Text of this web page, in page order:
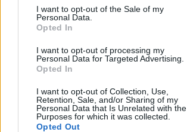
consent section.
I want to opt-out of the Sale of my
Personal Data.
Opted In
I want to opt-out of processing my
Personal Data for Targeted Advertising.
Opted In
I want to opt-out of Collection, Use,
Retention, Sale, and/or Sharing of my
Personal Data that Is Unrelated with the
Purposes for which it was collected.
Opted Out